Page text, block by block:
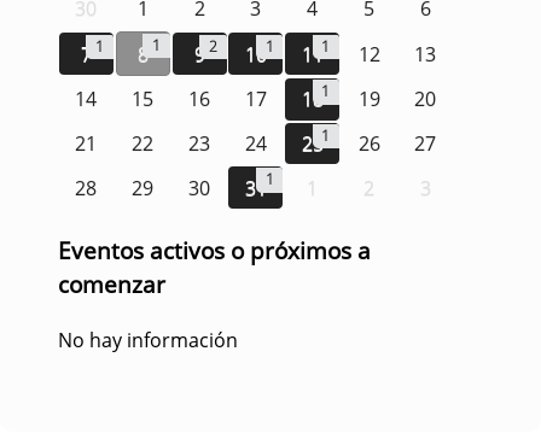
30 1 2 3 4 5
6
7 1 8 1 92 101 111 12
13
14
15 16 17 181 19
20
21
22 23 24 251 26
27
28
29 30 311 1 2 3
Eventos activos o próximos a
comenzar
No hay información